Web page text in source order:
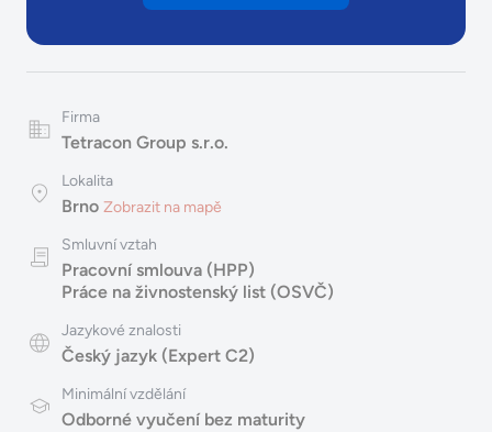
Firma
Tetracon Group s.r.o.
Lokalita
Brno Zobrazit na mapě
Smluvní vztah
Pracovní smlouva (HPP)
Práce na živnostenský list (OSVČ)
Jazykové znalosti
Český jazyk (Expert C2)
Minimální vzdělání
Odborné vyučení bez maturity